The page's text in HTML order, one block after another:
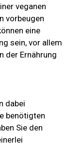
veganen
vorbeugen
eine
sein, vor allem
der Ernährung
dabei
benötigten
Sie den